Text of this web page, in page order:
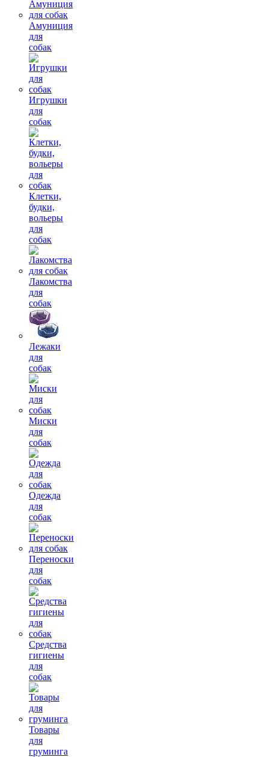
Амуниция
для
собак
Игрушки
для
собак
Клетки,
будки,
вольеры
для
собак
Лакомства
для
собак
Лежаки
для
собак
Миски
для
собак
Одежда
для
собак
Переноски
для
собак
Средства
гигиены
для
собак
Товары
для
груминга